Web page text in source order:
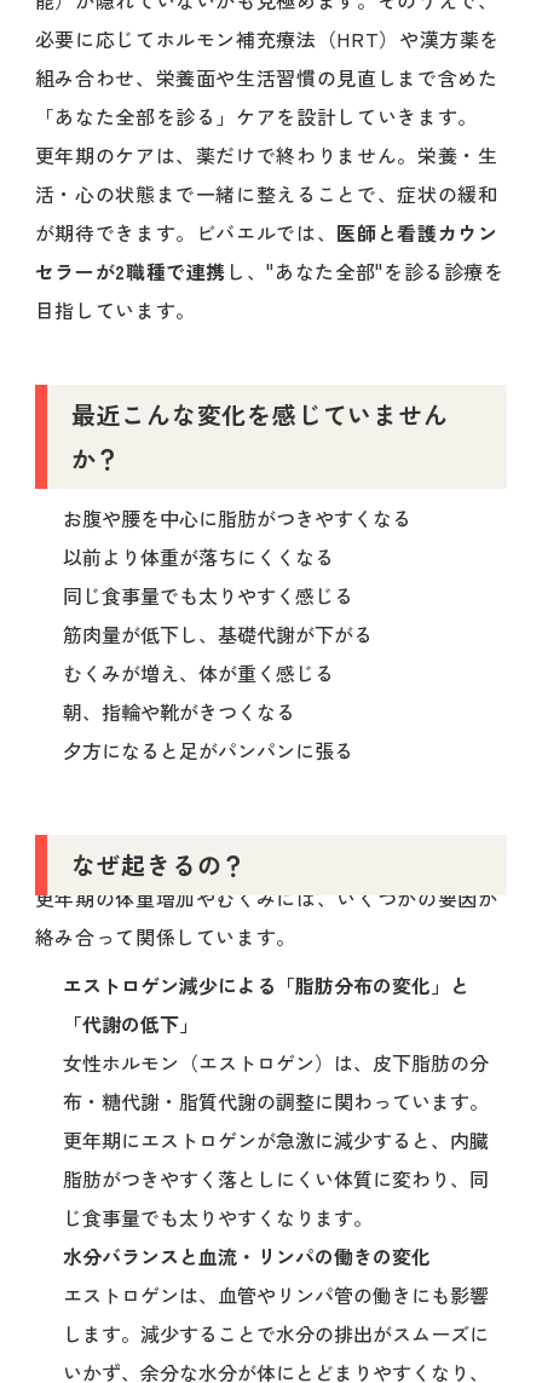
必要に応じてホルモン補充療法（HRT）や漢方薬を
組み合わせ、栄養面や生活習慣の見直しまで含めた
「あなた全部を診る」ケアを設計していきます。
更年期のケアは、薬だけで終わりません。栄養・生
活・心の状態まで一緒に整えることで、症状の緩和
が期待できます。ビバエルでは、 医師と看護カウン
セラーが2職種で連携 し、"あなた全部"を診る診療を
目指しています。
最近こんな変化を感じていません
か？
お腹や腰を中心に脂肪がつきやすくなる
以前より体重が落ちにくくなる
同じ食事量でも太りやすく感じる
筋肉量が低下し、基礎代謝が下がる
むくみが増え、体が重く感じる
朝、指輪や靴がきつくなる
夕方になると足がパンパンに張る
なぜ起きるの？
更年期の体重増加やむくみには、いくつかの要因が
絡み合って関係しています。
エストロゲン減少による「脂肪分布の変化」と
「代謝の低下」
女性ホルモン（エストロゲン）は、皮下脂肪の分
布・糖代謝・脂質代謝の調整に関わっています。
更年期にエストロゲンが急激に減少すると、内臓
脂肪がつきやすく落としにくい体質に変わり、同
じ食事量でも太りやすくなります。
水分バランスと血流・リンパの働きの変化
エストロゲンは、血管やリンパ管の働きにも影響
します。減少することで水分の排出がスムーズに
いかず、余分な水分が体にとどまりやすくなり、